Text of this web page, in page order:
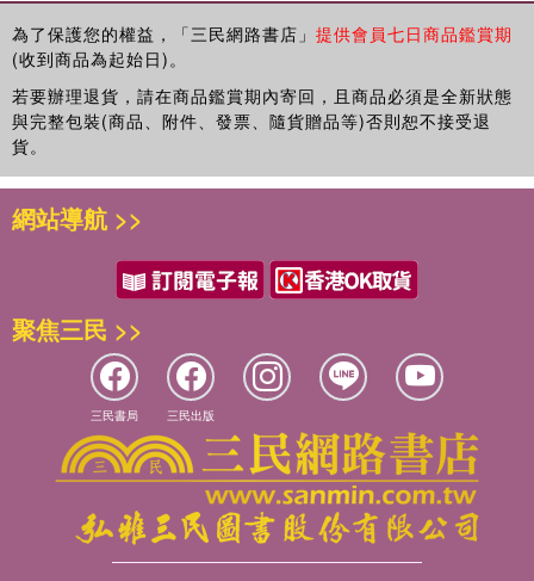
第三篇 模擬試題
第1回 模擬試題
第2回 模擬試題
第3回 模擬試題
第4回 模擬試題
附錄 歷屆試題
第2回 112年第二次術科試題解析
第3回 113年第一次術科試題解析
第4回 113年第二次術科試題解析
為了保護您的權益，「三民網路書店」 提供會員七日商品鑑賞期
(收到商品為起始日)。
若要辦理退貨，請在商品鑑賞期內寄回，且商品必須是全新狀態
與完整包裝(商品、附件、發票、隨貨贈品等)否則恕不接受退
貨。
網站導航 >>
聚焦三民 >>
三民書局 三民出版